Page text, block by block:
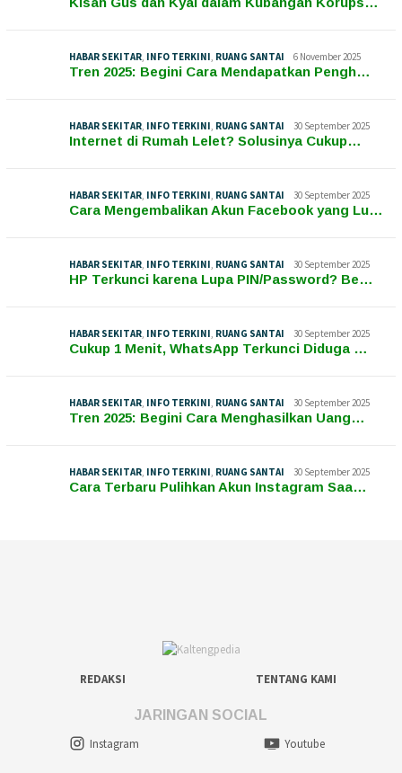
HABAR SEKITAR, INFO TERKINI, RUANG SANTAI 6 November 2025
Tren 2025: Begini Cara Mendapatkan Pengh…
HABAR SEKITAR, INFO TERKINI, RUANG SANTAI 30 September 2025
Internet di Rumah Lelet? Solusinya Cukup…
HABAR SEKITAR, INFO TERKINI, RUANG SANTAI 30 September 2025
Cara Mengembalikan Akun Facebook yang Lu…
HABAR SEKITAR, INFO TERKINI, RUANG SANTAI 30 September 2025
HP Terkunci karena Lupa PIN/Password? Be…
HABAR SEKITAR, INFO TERKINI, RUANG SANTAI 30 September 2025
Cukup 1 Menit, WhatsApp Terkunci Diduga …
HABAR SEKITAR, INFO TERKINI, RUANG SANTAI 30 September 2025
Tren 2025: Begini Cara Menghasilkan Uang…
HABAR SEKITAR, INFO TERKINI, RUANG SANTAI 30 September 2025
Cara Terbaru Pulihkan Akun Instagram Saa…
REDAKSI TENTANG KAMI
JARINGAN SOCIAL
Instagram
Youtube